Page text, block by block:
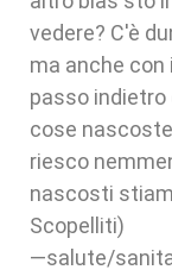
—salute/